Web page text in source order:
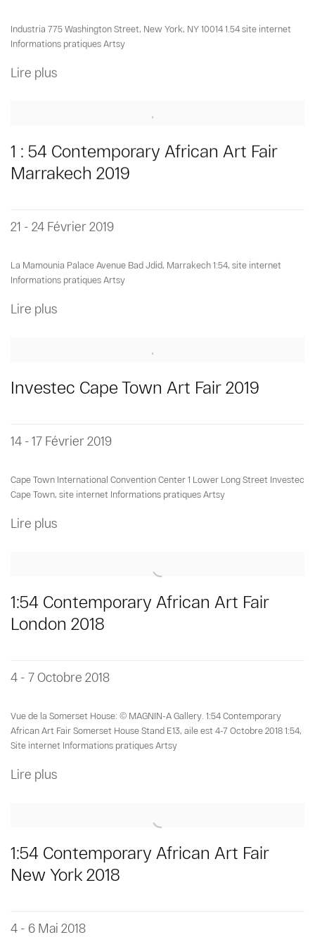
Industria 775 Washington Street, New York, NY 10014 1.54 site internet
Informations pratiques Artsy
Lire plus
1 : 54 Contemporary African Art Fair
Marrakech 2019
21 - 24 Février 2019
La Mamounia Palace Avenue Bad Jdid, Marrakech 1:54, site internet
Informations pratiques Artsy
Lire plus
Investec Cape Town Art Fair 2019
14 - 17 Février 2019
Cape Town International Convention Center 1 Lower Long Street Investec
Cape Town, site internet Informations pratiques Artsy
Lire plus
1:54 Contemporary African Art Fair
London 2018
4 - 7 Octobre 2018
Vue de la Somerset House: © MAGNIN-A Gallery. 1:54 Contemporary
African Art Fair Somerset House Stand E13, aile est 4-7 Octobre 2018 1:54,
Site internet Informations pratiques Artsy
Lire plus
1:54 Contemporary African Art Fair
New York 2018
4 - 6 Mai 2018